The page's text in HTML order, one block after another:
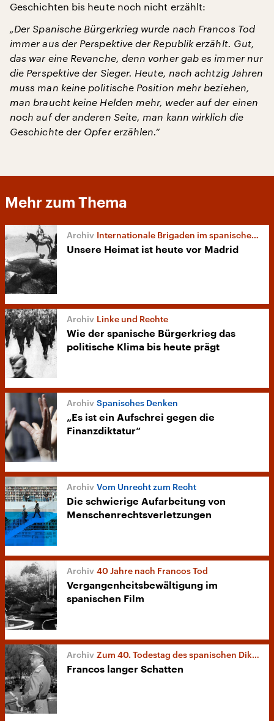
Geschichten bis heute noch nicht erzählt:
„Der Spanische Bürgerkrieg wurde nach Francos Tod
immer aus der Perspektive der Republik erzählt. Gut,
das war eine Revanche, denn vorher gab es immer nur
die Perspektive der Sieger. Heute, nach achtzig Jahren
muss man keine politische Position mehr beziehen,
man braucht keine Helden mehr, weder auf der einen
noch auf der anderen Seite, man kann wirklich die
Geschichte der Opfer erzählen.“
Mehr zum Thema
Internationale Brigaden im spanischen Bürgerkrieg
Unsere Heimat ist heute vor Madrid
Linke und Rechte
Wie der spanische Bürgerkrieg das
politische Klima bis heute prägt
Spanisches Denken
„Es ist ein Aufschrei gegen die
Finanzdiktatur“
Vom Unrecht zum Recht
Die schwierige Aufarbeitung von
Menschenrechtsverletzungen
40 Jahre nach Francos Tod
Vergangenheitsbewältigung im
spanischen Film
Zum 40. Todestag des spanischen Diktators
Francos langer Schatten